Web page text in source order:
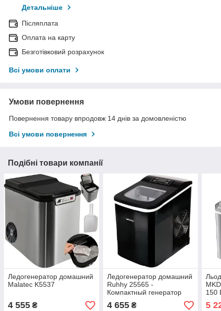
Детальніше
Післяплата
Оплата на карту
Безготівковий розрахунок
Всі умови оплати
Умови повернення
Повернення товару впродовж 14 днів за домовленістю
Всі умови повернення
Подібні товари компанії
Ледогенератор домашний
Malatec K5537
4 555 ₴
Ледогенератор домашний
Ruhhy 25565 -
Компактный генератор
льда.
4 655₴
150
5